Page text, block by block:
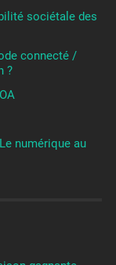
sociétale des
connecté /
?
numérique au